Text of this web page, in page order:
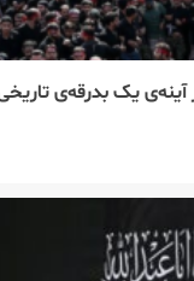
آینه‌ی یک بدرقه‌ی